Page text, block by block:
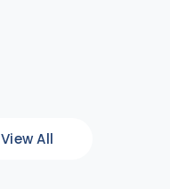
View All